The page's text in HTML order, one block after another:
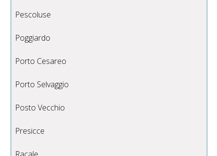
Pescoluse
Poggiardo
Porto Cesareo
Porto Selvaggio
Posto Vecchio
Presicce